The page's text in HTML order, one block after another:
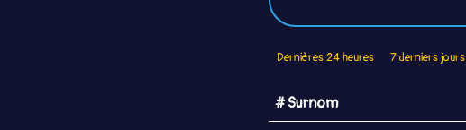
Dernières 24 heures 7 derniers jours
# Surnom